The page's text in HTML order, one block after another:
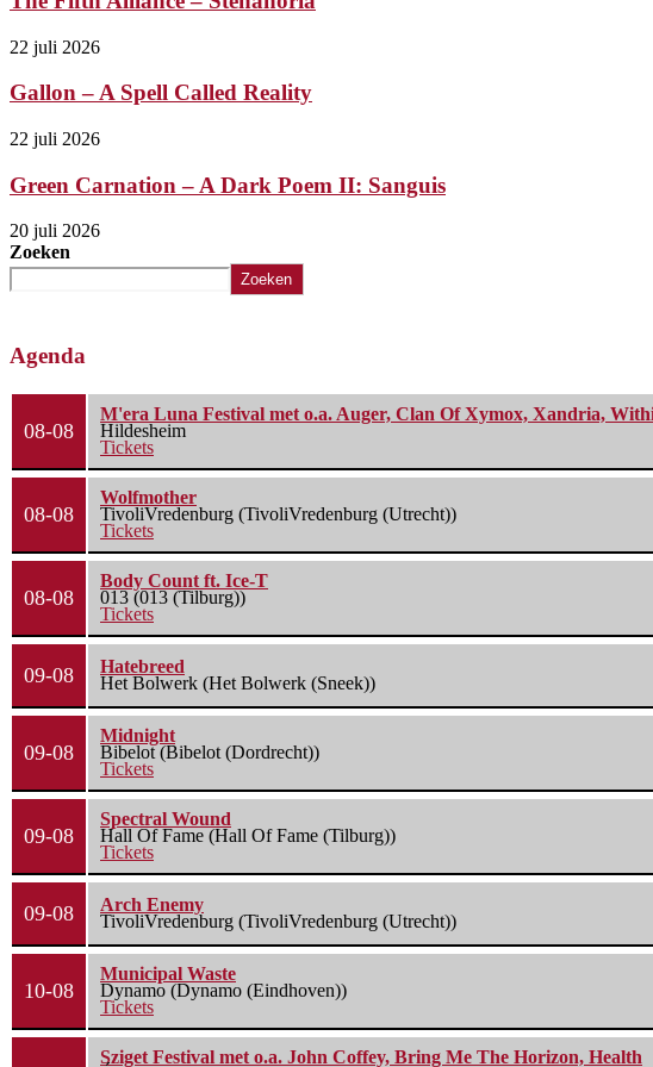
22 juli 2026
Gallon – A Spell Called Reality
22 juli 2026
Green Carnation – A Dark Poem II: Sanguis
20 juli 2026
Zoeken
Zoeken
Agenda
08-08
M'era Luna Festival met o.a. Auger, Clan Of Xymox, Xandria,
Hildesheim
Tickets
08-08
Wolfmother
TivoliVredenburg (TivoliVredenburg (Utrecht))
Tickets
08-08
Body Count ft. Ice-T
013 (013 (Tilburg))
Tickets
09-08
Hatebreed
Het Bolwerk (Het Bolwerk (Sneek))
09-08
Midnight
Bibelot (Bibelot (Dordrecht))
Tickets
09-08
Spectral Wound
Hall Of Fame (Hall Of Fame (Tilburg))
Tickets
09-08
Arch Enemy
TivoliVredenburg (TivoliVredenburg (Utrecht))
10-08
Municipal Waste
Dynamo (Dynamo (Eindhoven))
Tickets
Sziget Festival met o.a. John Coffey, Bring Me The Horizon, Health